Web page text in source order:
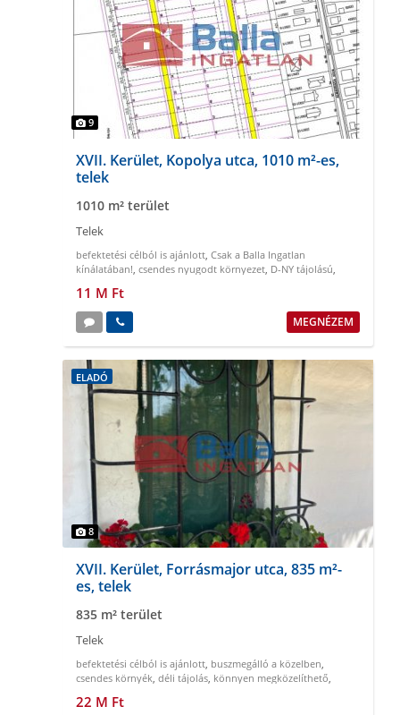
9
XVII. Kerület, Kopolya utca, 1010 m²-es,
telek
1010 m² terület
Telek
befektetési célból is ajánlott, Csak a Balla Ingatlan
kínálatában!, csendes nyugodt környezet, D-NY tájolású,
11 M Ft
MEGNÉZEM
ELADÓ
8
XVII. Kerület, Forrásmajor utca, 835 m²-
es, telek
835 m² terület
Telek
befektetési célból is ajánlott, buszmegálló a közelben,
csendes környék, déli tájolás, könnyen megközelíthető,
22 M Ft